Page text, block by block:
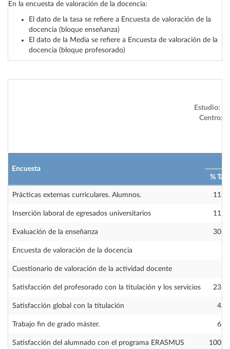
En la encuesta de valoración de la docencia:
El dato de la tasa se refiere a Encuesta de valoración de la
docencia (bloque enseñanza)
El dato de la Media se refiere a Encuesta de valoración de la
docencia (bloque profesorado)
Estudio:
Centro:
Encuesta
% Tasa
Prácticas externas curriculares. Alumnos.
Inserción laboral de egresados universitarios
Evaluación de la enseñanza
Encuesta de valoración de la docencia
Cuestionario de valoración de la actividad docente
Satisfacción del profesorado con la titulación y los servicios
Satisfacción global con la titulación
Trabajo fin de grado máster.
Satisfacción del alumnado con el programa ERASMUS